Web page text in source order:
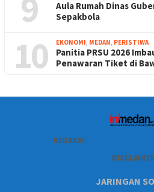
Aula Rumah Dinas
Sepakbola
10 EKONOMI, MEDAN, PERISTIWA
Panitia PRSU 2026
Penawaran Tiket di
REDAKSI
DISCLAIMER
JARINGAN